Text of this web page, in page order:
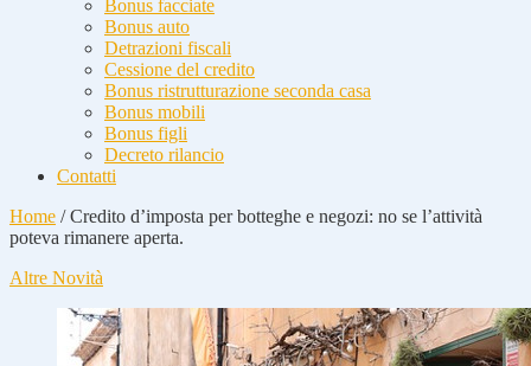
Bonus facciate
Bonus auto
Detrazioni fiscali
Cessione del credito
Bonus ristrutturazione seconda casa
Bonus mobili
Bonus figli
Decreto rilancio
Contatti
Home /Credito d’imposta per botteghe e negozi: no se l’attività
poteva rimanere aperta.
Altre Novità